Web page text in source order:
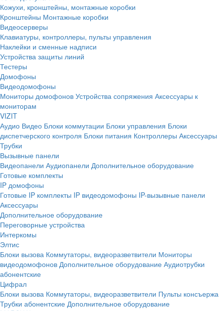
Кожухи, кронштейны, монтажные коробки
Кронштейны Монтажные коробки
Видеосерверы
Клавиатуры, контроллеры, пульты управления
Наклейки и сменные надписи
Устройства защиты линий
Тестеры
Домофоны
Видеодомофоны
Мониторы домофонов Устройства сопряжения Аксессуары к
мониторам
VIZIT
Аудио Видео Блоки коммутации Блоки управления Блоки
диспетчерского контроля Блоки питания Контроллеры Аксессуары
Трубки
Вызывные панели
Видеопанели Аудиопанели Дополнительное оборудование
Готовые комплекты
IP домофоны
Готовые IP комплекты IP видеодомофоны IP-вызывные панели
Аксессуары
Дополнительное оборудование
Переговорные устройства
Интеркомы
Элтис
Блоки вызова Коммутаторы, видеоразветвители Мониторы
видеодомофонов Дополнительное оборудование Аудиотрубки
абонентские
Цифрал
Блоки вызова Коммутаторы, видеоразветвители Пульты консъержа
Трубки абонентские Дополнительное оборудование